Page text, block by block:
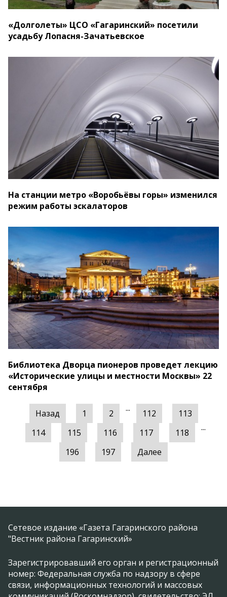
«Долголеты» ЦСО «Гагаринский» посетили
усадьбу Лопасня-Зачатьевское
На станции метро «Воробьёвы горы» изменился
режим работы эскалаторов
Библиотека Дворца пионеров проведет лекцию
«Исторические улицы и местности Москвы» 22
сентября
Назад 1 2 ... 112
113
114
115 116 117 118 ...
196 197 Далее
Сетевое издание «Газета Гагаринского района
"Вестник района Гагаринский»
Зарегистрировавший его орган и регистрационный
номер: Федеральная служба по надзору в сфере
связи, информационных технологий и массовых